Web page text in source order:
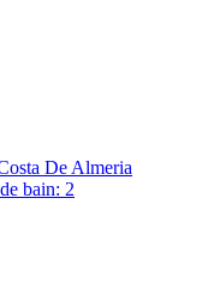
De Almeria
bain: 2